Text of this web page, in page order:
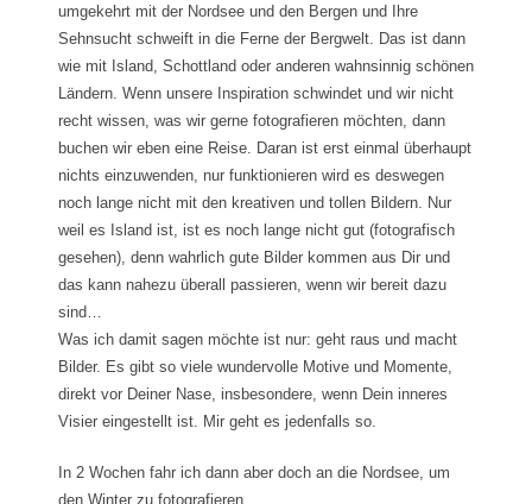
umgekehrt mit der Nordsee und den Bergen und Ihre
Sehnsucht schweift in die Ferne der Bergwelt. Das ist dann
wie mit Island, Schottland oder anderen wahnsinnig schönen
Ländern. Wenn unsere Inspiration schwindet und wir nicht
recht wissen, was wir gerne fotografieren möchten, dann
buchen wir eben eine Reise. Daran ist erst einmal überhaupt
nichts einzuwenden, nur funktionieren wird es deswegen
noch lange nicht mit den kreativen und tollen Bildern. Nur
weil es Island ist, ist es noch lange nicht gut (fotografisch
gesehen), denn wahrlich gute Bilder kommen aus Dir und
das kann nahezu überall passieren, wenn wir bereit dazu
sind…
Was ich damit sagen möchte ist nur: geht raus und macht
Bilder. Es gibt so viele wundervolle Motive und Momente,
direkt vor Deiner Nase, insbesondere, wenn Dein inneres
Visier eingestellt ist. Mir geht es jedenfalls so.
In 2 Wochen fahr ich dann aber doch an die Nordsee, um
den Winter zu fotografieren…